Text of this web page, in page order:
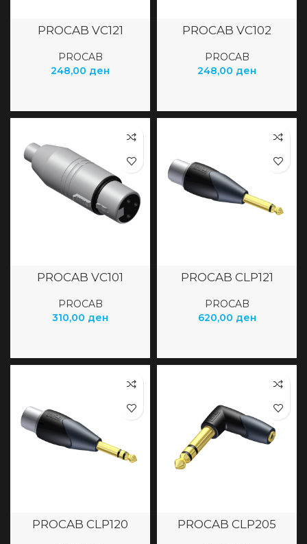
PROCAB VC121
PROCAB
248,00 ден
PROCAB VC102
PROCAB
248,00 ден
PROCAB VC101
PROCAB
310,00 ден
PROCAB CLP121
PROCAB
620,00 ден
PROCAB CLP120 PROCAB CLP205